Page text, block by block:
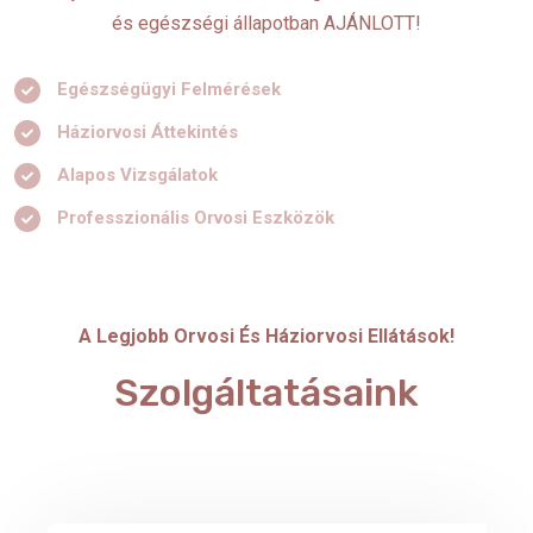
és egészségi állapotban AJÁNLOTT!
Egészségügyi Felmérések
Háziorvosi Áttekintés
Alapos Vizsgálatok
Professzionális Orvosi Eszközök
A Legjobb Orvosi És Háziorvosi Ellátások!
Szolgáltatásaink